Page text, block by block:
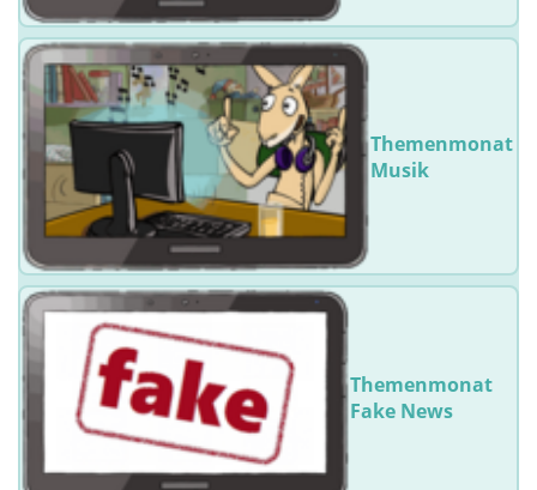
Themenmonat
Musik
Themenmonat
Fake News